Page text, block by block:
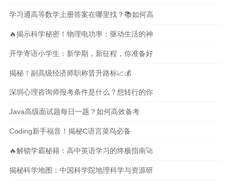
学习通高等数学上册答案在哪里找？📚如何高
🔥揭示科学秘密！物理电功率：驱动生活的神
开学寄语小学生：新学期，新征程，你准备好
揭秘！副高级经济师职称晋升路标📈💰
深圳心理咨询师报考条件是什么？想转行的你
Java高级面试题每日一题？如何高效备考
Coding新手福音！揭秘C语言菜鸟必备
🔥解锁学霸秘籍：高中英语学习的终极指南🚀
揭秘科学地图：中国科学院地理科学与资源研